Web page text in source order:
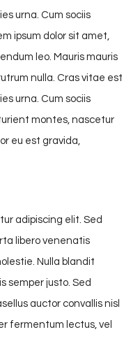
urna. Cum sociis
ipsum dolor sit amet,
leo. Mauris mauris
nulla. Cras vitae est
urna. Cum sociis
montes, nascetur
eu est gravida,
adipiscing elit. Sed
libero venenatis
Nulla blandit
semper justo. Sed
auctor convallis nisl
fermentum lectus, vel